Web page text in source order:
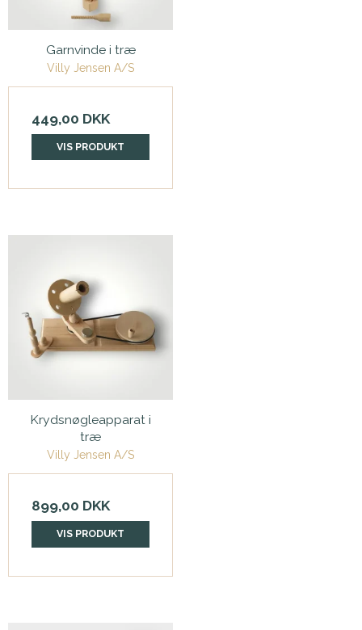
Garnvinde i træ
Villy Jensen A/S
449,00 DKK
VIS PRODUKT
Krydsnøgleapparat i
træ
Villy Jensen A/S
899,00 DKK
VIS PRODUKT